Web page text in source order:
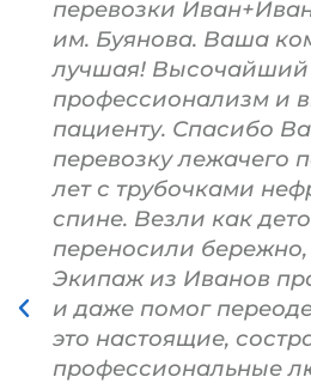
перевозки
им. Буянова. Ваша
лучшая! Высочайший
профессионализм и
пациенту. Спасибо
перевозку лежачего
лет с трубочками
спине. Везли как
переносили
Экипаж из Иванов
и даже помог
это настоящие,
профессиональные